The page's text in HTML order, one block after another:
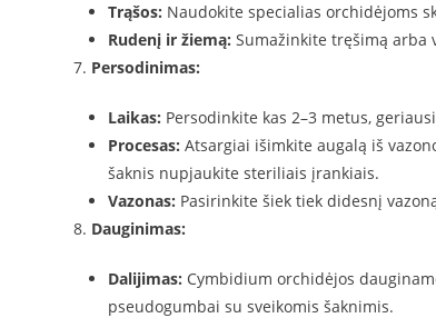
Trąšos: Naudokite specialias orchidėjoms
Rudenį ir žiemą: Sumažinkite tręšimą arba
Persodinimas:
Laikas: Persodinkite kas 2–3 metus,
Procesas: Atsargiai išimkite augalą iš
šaknis nupjaukite steriliais įrankiais.
Vazonas: Pasirinkite šiek tiek didesnį
Dauginimas:
Dalijimas: Cymbidium orchidėjos
pseudogumbai su sveikomis šaknimis.